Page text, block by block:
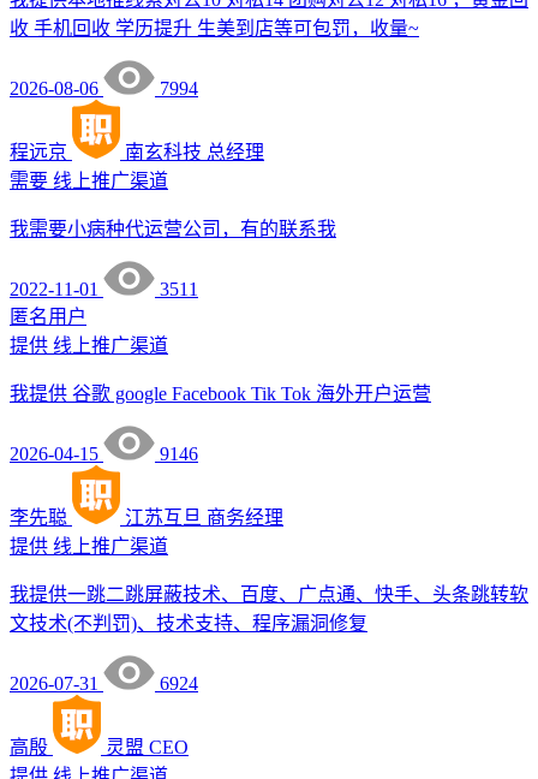
收 手机回收 学历提升 生美到店等可包罚，收量~
2026-08-06 7994
程远京 南玄科技 总经理
需要 线上推广渠道
我需要小病种代运营公司，有的联系我
2022-11-01
3511
匿名用户
提供 线上推广渠道
我提供 谷歌 google Facebook Tik Tok 海外开户运营
2026-04-15 9146
李先聪 江苏互旦 商务经理
提供 线上推广渠道
我提供一跳二跳屏蔽技术、百度、广点通、快手、头条跳转软
文技术(不判罚)、技术支持、程序漏洞修复
2026-07-31 6924
高殷 灵盟 CEO